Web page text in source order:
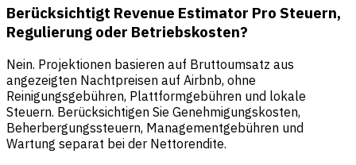
Berücksichtigt Revenue Estimator Pro Steuern,
Regulierung oder Betriebskosten?
Nein. Projektionen basieren auf Bruttoumsatz aus
angezeigten Nachtpreisen auf Airbnb, ohne
Reinigungsgebühren, Plattformgebühren und lokale
Steuern. Berücksichtigen Sie Genehmigungskosten,
Beherbergungssteuern, Managementgebühren und
Wartung separat bei der Nettorendite.